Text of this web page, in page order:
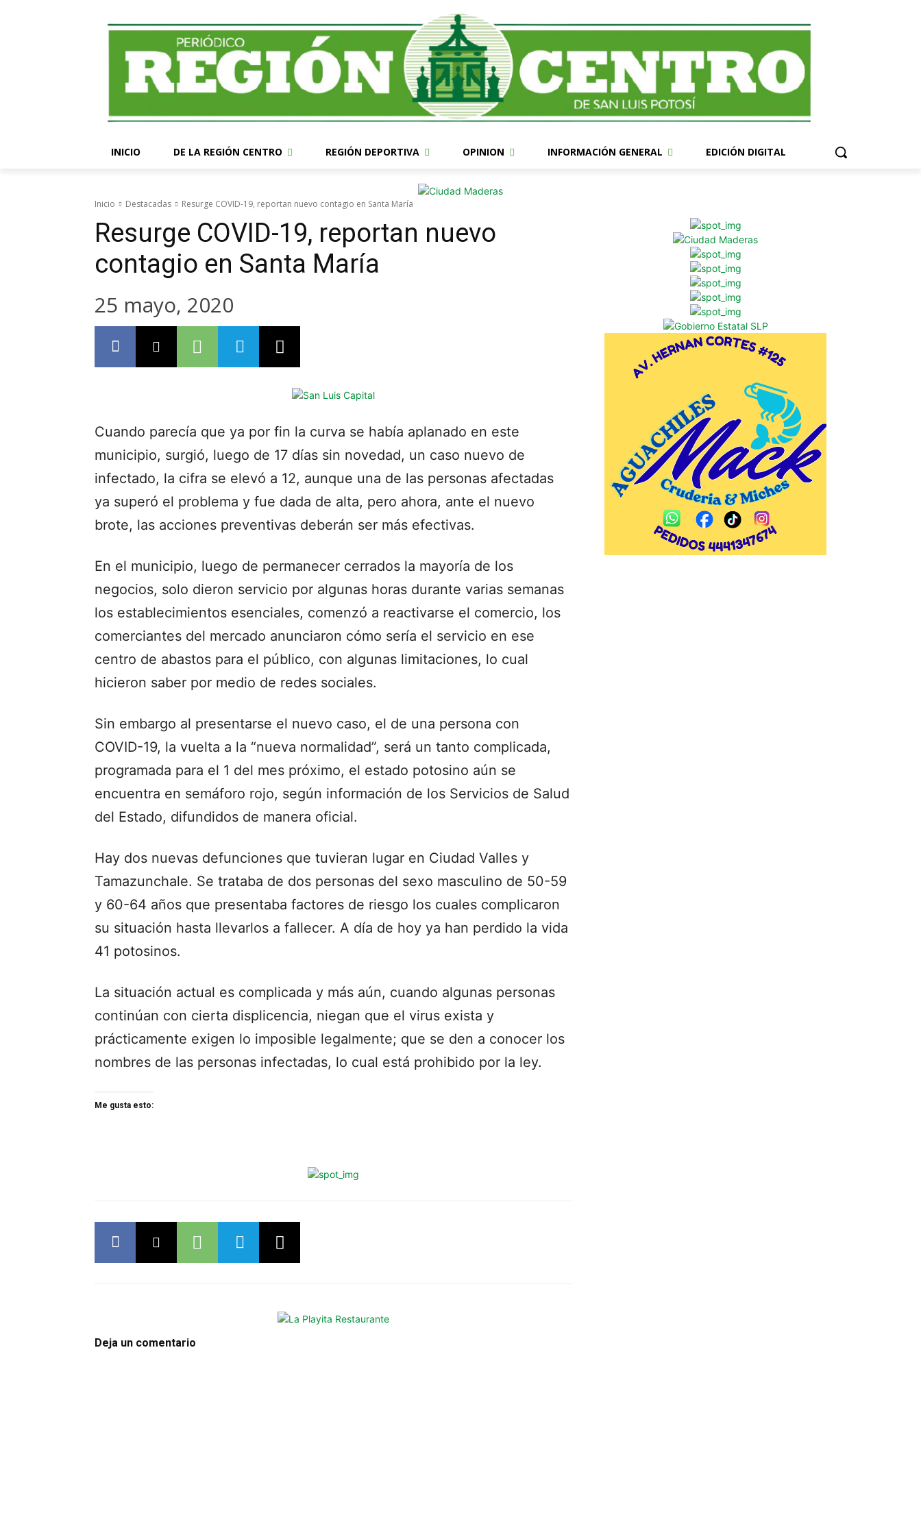
INICIO DE LA REGIÓN CENTRO REGIÓN DEPORTIVA OPINION INFORMACIÓN GENERAL EDICIÓN DIGITAL
Inicio Destacadas Resurge COVID-19, reportan nuevo contagio en Santa María
Resurge COVID-19, reportan nuevo
contagio en Santa María
25 mayo, 2020
Cuando parecía que ya por fin la curva se había aplanado en este
municipio, surgió, luego de 17 días sin novedad, un caso nuevo de
infectado, la cifra se elevó a 12, aunque una de las personas afectadas
ya superó el problema y fue dada de alta, pero ahora, ante el nuevo
brote, las acciones preventivas deberán ser más efectivas.
En el municipio, luego de permanecer cerrados la mayoría de los
negocios, solo dieron servicio por algunas horas durante varias semanas
los establecimientos esenciales, comenzó a reactivarse el comercio, los
comerciantes del mercado anunciaron cómo sería el servicio en ese
centro de abastos para el público, con algunas limitaciones, lo cual
hicieron saber por medio de redes sociales.
Sin embargo al presentarse el nuevo caso, el de una persona con
COVID-19, la vuelta a la “nueva normalidad”, será un tanto complicada,
programada para el 1 del mes próximo, el estado potosino aún se
encuentra en semáforo rojo, según información de los Servicios de Salud
del Estado, difundidos de manera oficial.
Hay dos nuevas defunciones que tuvieran lugar en Ciudad Valles y
Tamazunchale. Se trataba de dos personas del sexo masculino de 50-59
y 60-64 años que presentaba factores de riesgo los cuales complicaron
su situación hasta llevarlos a fallecer. A día de hoy ya han perdido la vida
41 potosinos.
La situación actual es complicada y más aún, cuando algunas personas
continúan con cierta displicencia, niegan que el virus exista y
prácticamente exigen lo imposible legalmente; que se den a conocer los
nombres de las personas infectadas, lo cual está prohibido por la ley.
Me gusta esto:
Deja un comentario